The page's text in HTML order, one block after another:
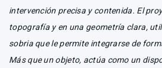
intervención precisa y contenida. El
topografía y en una geometría clara,
sobria que le permite integrarse de
Más que un objeto, actúa como un